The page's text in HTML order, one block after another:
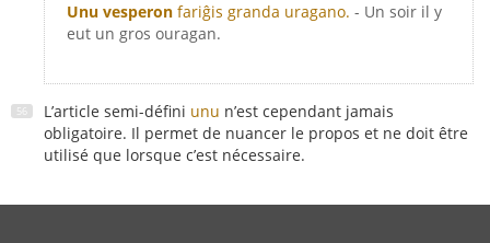
Unu vesperon fariĝis granda uragano. - Un soir il y
eut un gros ouragan.
L’article semi-défini unu n’est cependant jamais
obligatoire. Il permet de nuancer le propos et ne doit être
utilisé que lorsque c’est nécessaire.